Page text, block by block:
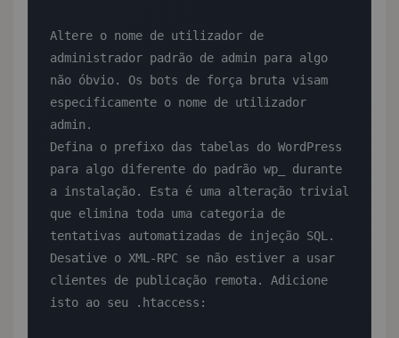
Altere o nome de utilizador de
administrador padrão de admin para algo
não óbvio. Os bots de força bruta visam
especificamente o nome de utilizador
admin.
Defina o prefixo das tabelas do WordPress
para algo diferente do padrão wp_ durante
a instalação. Esta é uma alteração trivial
que elimina toda uma categoria de
tentativas automatizadas de injeção SQL.
Desative o XML-RPC se não estiver a usar
clientes de publicação remota. Adicione
isto ao seu .htaccess: